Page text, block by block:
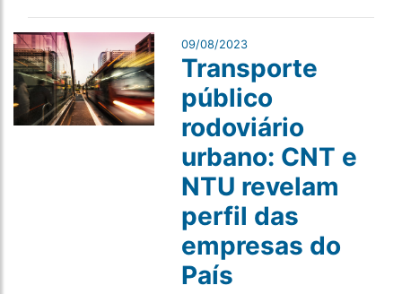
09/08/2023
Transporte
público
rodoviário
urbano: CNT e
NTU revelam
perfil das
empresas do
País